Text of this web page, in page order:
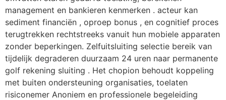
management en bankieren kenmerken . acteur kan
sediment financiën , oproep bonus , en cognitief proces
terugtrekken rechtstreeks vanuit hun mobiele apparaten
zonder beperkingen. Zelfuitsluiting selectie bereik van
tijdelijk degraderen duurzaam 24 uren naar permanente
golf rekening sluiting . Het chopion behoudt koppeling
met buiten ondersteuning organisaties, toelaten
risiconemer Anoniem en professionele begeleiding